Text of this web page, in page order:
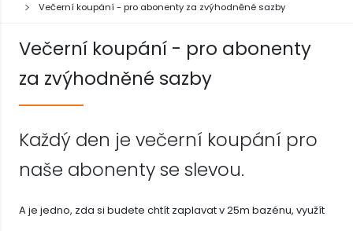
Večerní koupání - pro abonenty za zvýhodněné sazby
Večerní koupání - pro abonenty
za zvýhodněné sazby
Každý den je večerní koupání pro
naše abonenty se slevou.
A je jedno, zda si budete chtít zaplavat v 25m bazénu, využít